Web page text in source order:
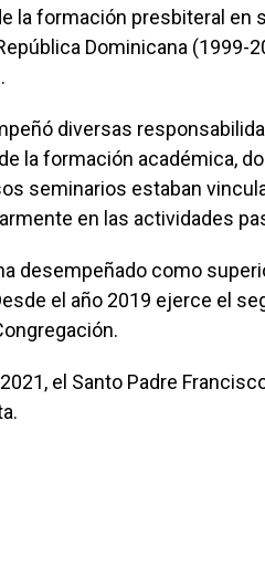
la formación presbiteral en
Dominicana (1999-
diversas
la formación académica,
seminarios estaban
en las actividades
desempeñado como
el año 2019 ejerce el
el Santo Padre